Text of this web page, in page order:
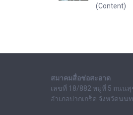
(Content)
สมาคมสื่อช่อสะอาด
เลขที่ 18/882 หมู่ที่ 5 ถนน
อำเภอปากเกร็ด จังหวัดนน